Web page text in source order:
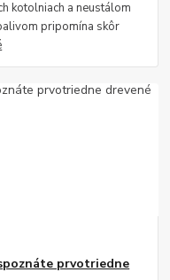
kotolniach a neustálom
pripomína skôr
prvotriedne